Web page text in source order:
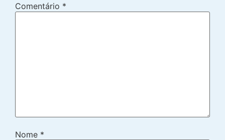
Comentário *
Nome *